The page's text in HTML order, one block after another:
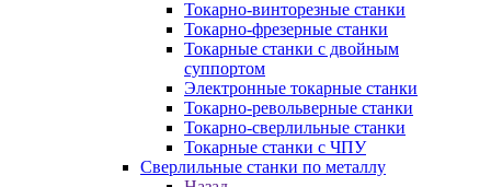
Токарно-винторезные станки
Токарно-фрезерные станки
Токарные станки с двойным
суппортом
Электронные токарные станки
Токарно-револьверные станки
Токарно-сверлильные станки
Токарные станки с ЧПУ
Сверлильные станки по металлу